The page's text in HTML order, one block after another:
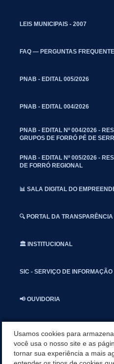
LEIS MUNICIPAIS - 2007
FAQ — PERGUNTAS
PNAB - EDITAL 005/2026
PNAB - EDITAL 004/2026
PNAB - EDITAL Nº 004/2026 -
GRUPOS DE FORRÓ PÉ DE
PNAB - EDITAL Nº 005/2026 -
DE FORRÓ REGIONAL
📊 SALA DIGITAL DO
🔍 PORTAL DA TRANSPARÊNCIA
🏛️ INSTITUCIONAL
SIC - SERVIÇO DE
📢 OUVIDORIA
📱🩺 SAUDE CONECTADA
Usamos cookies para
você usa o nosso site e as
tornar sua experiência a mais